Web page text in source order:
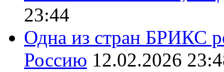
23:44
Одна из стран БРИКС
Россию 12.02.2026